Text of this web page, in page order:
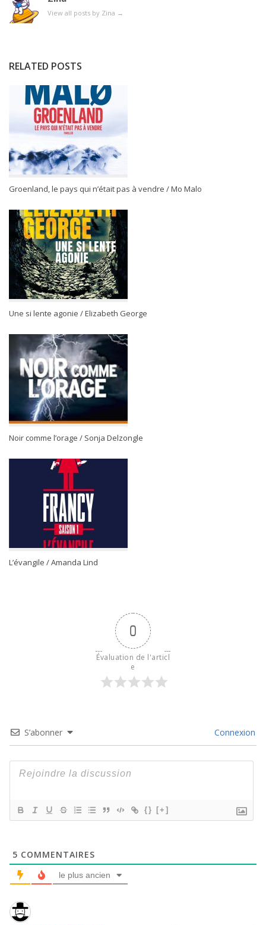
View all posts by Zina →
RELATED POSTS
Groenland, le pays qui n’était pas à vendre / Mo Malo
Une si lente agonie / Elizabeth George
Noir comme l’orage / Sonja Delzongle
L’évangile / Amanda Lind
0
Évaluation de l'articl
e
S’abonner Connexion
{} [+]
5 COMMENTAIRES
le plus ancien